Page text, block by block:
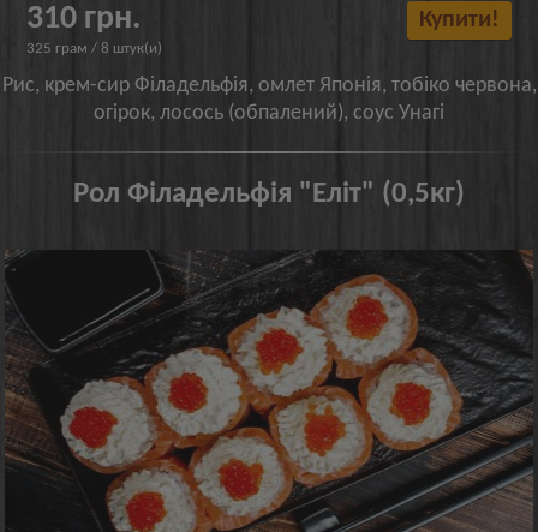
310 грн.
325 грам / 8 штук(и)
Купити!
Рис, крем-сир Філадельфія, омлет Японія, тобіко червона,
огірок, лосось (обпалений), соус Унагі
Рол Філадельфія "Еліт" (0,5кг)